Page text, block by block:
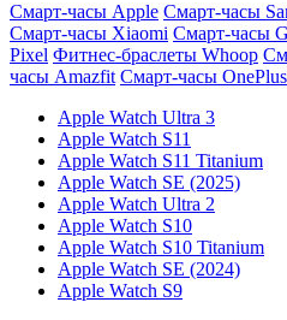
Смарт-часы Apple Смарт-часы
Смарт-часы Xiaomi Смарт-часы
Pixel Фитнес-браслеты Whoop
часы Amazfit Смарт-часы OnePlus
Apple Watch Ultra 3
Apple Watch S11
Apple Watch S11 Titanium
Apple Watch SE (2025)
Apple Watch Ultra 2
Apple Watch S10
Apple Watch S10 Titanium
Apple Watch SE (2024)
Apple Watch S9